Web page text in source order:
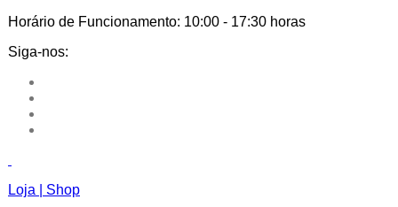
Horário de Funcionamento: 10:00 - 17:30 horas
Siga-nos:
Loja | Shop